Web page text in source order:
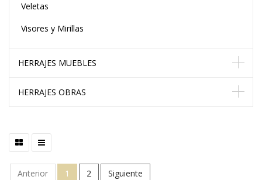
Veletas
Visores y Mirillas
HERRAJES MUEBLES
HERRAJES OBRAS
Anterior 1 2 Siguiente